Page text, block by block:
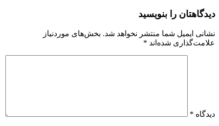
دیدگاهتان را بنویسید
نشانی ایمیل شما منتشر نخواهد شد. بخش‌های موردنیاز
علامت‌گذاری شده‌اند *
دیدگاه *